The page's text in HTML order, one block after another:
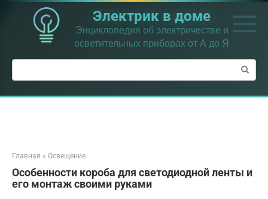
Перейти
контенту
Электрик в доме
Энциклопедия об электричестве и
осветительных приборах от А до Я
Поиск:
Главная » Освещение
Особенности короба для светодиодной ленты и
его монтаж своими руками